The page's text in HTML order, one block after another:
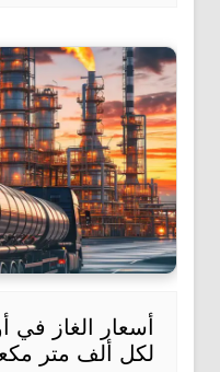
لكل ألف متر